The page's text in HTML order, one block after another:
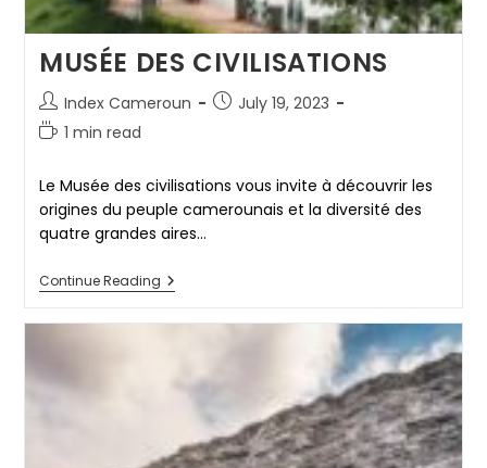
MUSÉE DES CIVILISATIONS
Post
author:
Index Cameroun
PostJuly 19, 2023
Reading
1 min read
Le Musée des civilisations vous invite à découvrir les
origines du peuple camerounais et la diversité des
quatre grandes aires…
Continue ReadingMUSÉE
DES